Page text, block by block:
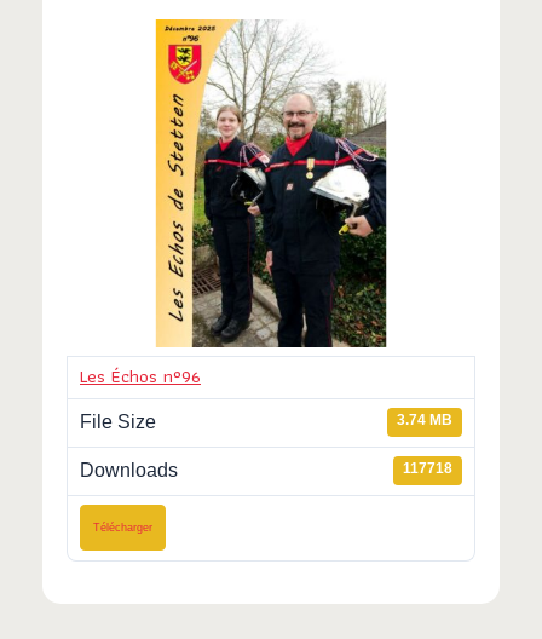
Les Échos n°96
File Size 3.74 MB
Downloads 117718
Télécharger